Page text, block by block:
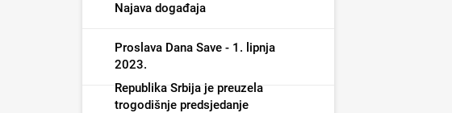
Najava događaja
Proslava Dana Save - 1. lipnja
2023.
Republika Srbija je preuzela
trogodišnje predsjedanje